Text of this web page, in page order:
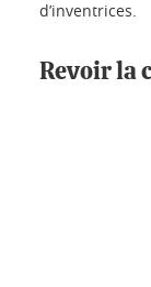
d’inventrices.
Revoir la